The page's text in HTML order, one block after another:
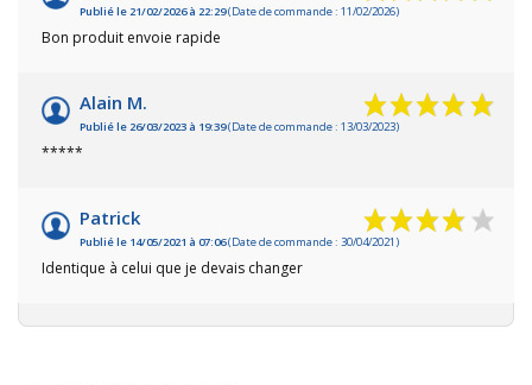
Publié le 21/02/2026 à 22:29(Date de commande : 11/02/2026)
Bon produit envoie rapide
Alain M.
Publié le 26/03/2023 à 19:39(Date de commande : 13/03/2023)
*****
Patrick
Publié le 14/05/2021 à 07:06(Date de commande : 30/04/2021)
Identique à celui que je devais changer